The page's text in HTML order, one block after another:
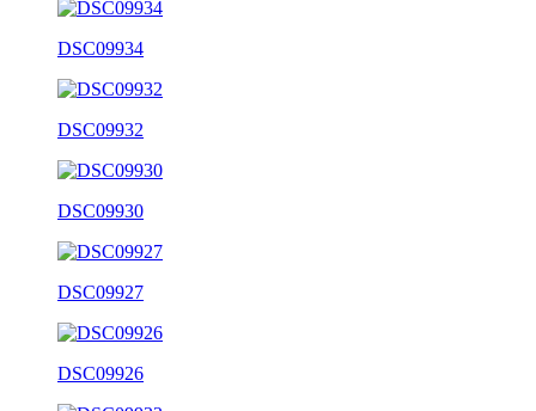
DSC09934
DSC09932
DSC09930
DSC09927
DSC09926